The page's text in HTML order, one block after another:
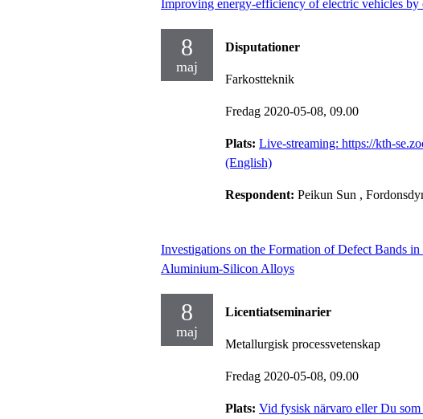
Improving energy-efficiency of electric vehicles by
8
maj
Disputationer
Farkostteknik
Fredag 2020-05-08, 09.00
Plats: Live-streaming: https://kth-
(English)
Respondent: Peikun Sun ,
Investigations on the Formation of Defect Bands
Aluminium-Silicon Alloys
8
maj
Licentiatseminarier
Metallurgisk processvetenskap
Fredag 2020-05-08, 09.00
Plats: Vid fysisk närvaro eller Du som